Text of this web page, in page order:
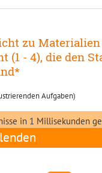
zu
(1 - 4), die den
Aufgaben)
in 1 Millisekunden